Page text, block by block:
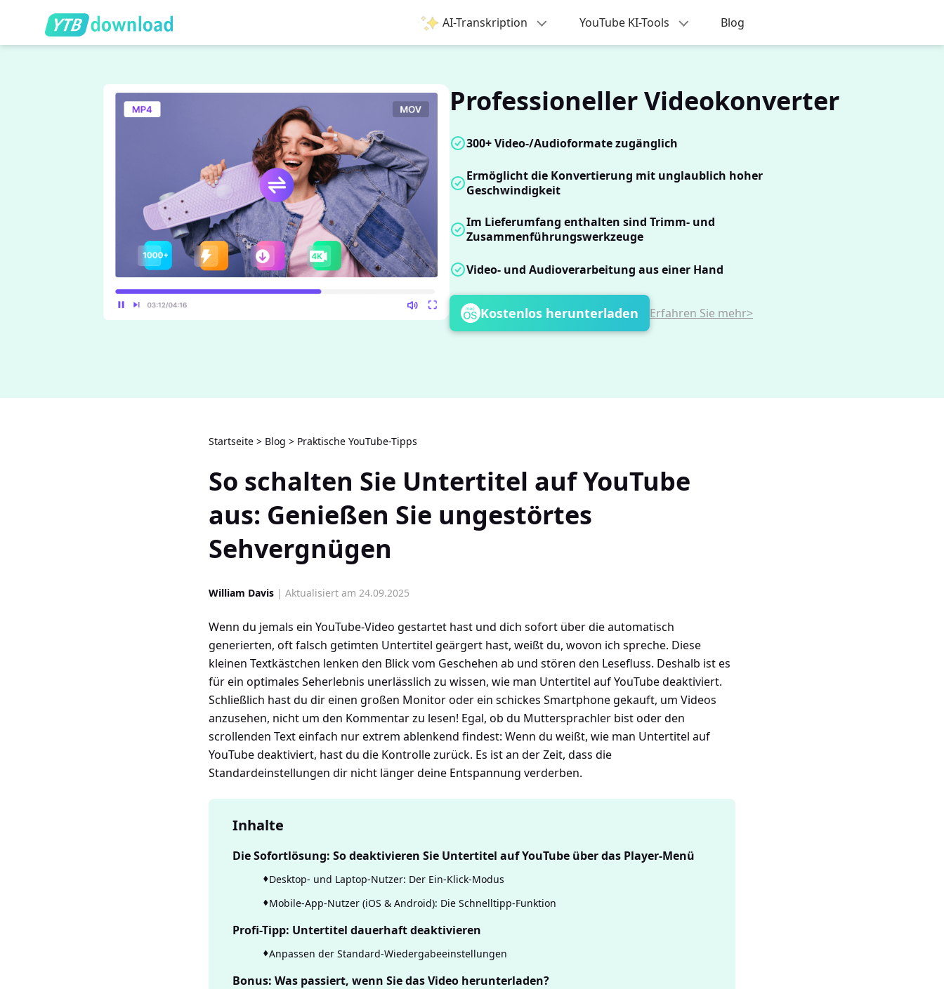
AI-Transkription YouTube KI-Tools Blog
Professioneller Videokonverter
300+ Video-/Audioformate zugänglich
Ermöglicht die Konvertierung mit unglaublich hoher
Geschwindigkeit
Im Lieferumfang enthalten sind Trimm- und
Zusammenführungswerkzeuge
Video- und Audioverarbeitung aus einer Hand
Kostenlos herunterladen Erfahren Sie mehr>
Startseite > Blog > Praktische YouTube-Tipps
So schalten Sie Untertitel auf YouTube
aus: Genießen Sie ungestörtes
Sehvergnügen
William Davis | Aktualisiert am 24.09.2025
Wenn du jemals ein YouTube-Video gestartet hast und dich sofort über die automatisch
generierten, oft falsch getimten Untertitel geärgert hast, weißt du, wovon ich spreche. Diese
kleinen Textkästchen lenken den Blick vom Geschehen ab und stören den Lesefluss. Deshalb ist es
für ein optimales Seherlebnis unerlässlich zu wissen, wie man Untertitel auf YouTube deaktiviert.
Schließlich hast du dir einen großen Monitor oder ein schickes Smartphone gekauft, um Videos
anzusehen, nicht um den Kommentar zu lesen! Egal, ob du Muttersprachler bist oder den
scrollenden Text einfach nur extrem ablenkend findest: Wenn du weißt, wie man Untertitel auf
YouTube deaktiviert, hast du die Kontrolle zurück. Es ist an der Zeit, dass die
Standardeinstellungen dir nicht länger deine Entspannung verderben.
Inhalte
Die Sofortlösung: So deaktivieren Sie Untertitel auf YouTube über das Player-Menü
Desktop- und Laptop-Nutzer: Der Ein-Klick-Modus
Mobile-App-Nutzer (iOS & Android): Die Schnelltipp-Funktion
Profi-Tipp: Untertitel dauerhaft deaktivieren
Anpassen der Standard-Wiedergabeeinstellungen
Bonus: Was passiert, wenn Sie das Video herunterladen?